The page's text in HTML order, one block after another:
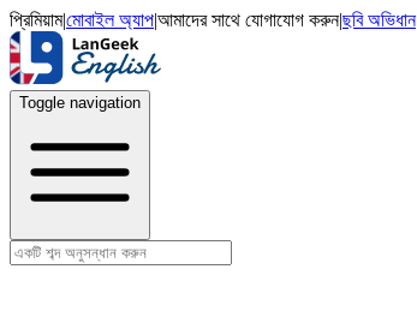
প্রিমিয়াম|মোবাইল অ্যাপ|আমাদের সাথে যোগাযোগ করুন|ছবি অভিধান
Toggle navigation